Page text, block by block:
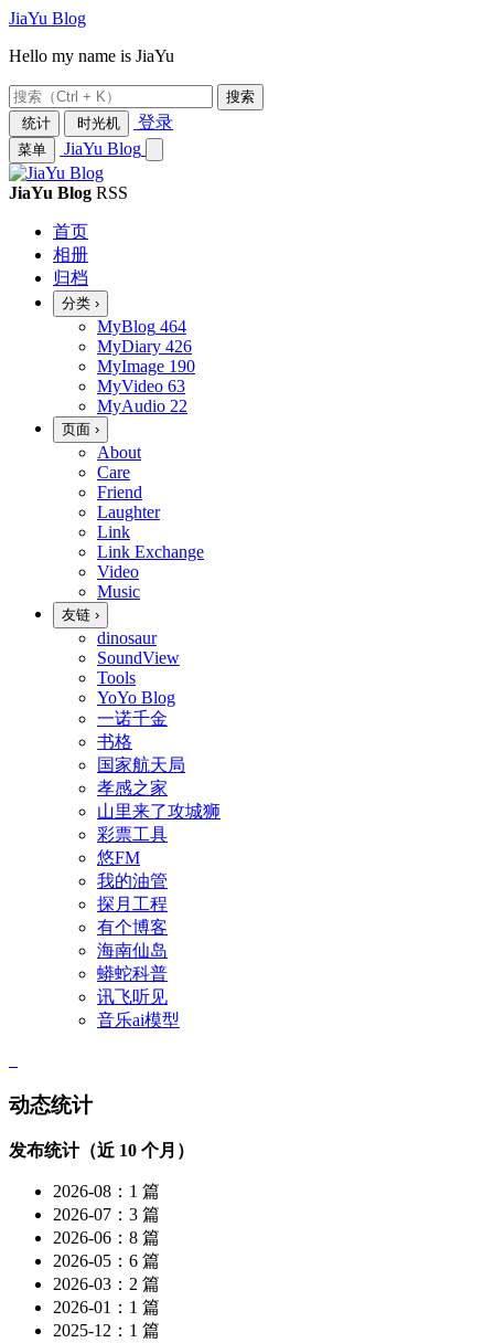
JiaYu Blog
Hello my name is JiaYu
搜索
统计
时光机 登录
菜单 JiaYu Blog
JiaYu Blog RSS
首页
相册
归档
分类 ›
MyBlog 464
MyDiary 426
MyImage 190
MyVideo 63
MyAudio 22
页面 ›
About
Care
Friend
Laughter
Link
Link Exchange
Video
Music
友链 ›
dinosaur
SoundView
Tools
YoYo Blog
一诺千金
书格
国家航天局
孝感之家
山里来了攻城狮
彩票工具
悠FM
我的油管
探月工程
有个博客
海南仙岛
蟒蛇科普
讯飞听见
音乐ai模型
动态统计
发布统计（近 10 个月）
2026-08：1 篇
2026-07：3 篇
2026-06：8 篇
2026-05：6 篇
2026-03：2 篇
2026-01：1 篇
2025-12：1 篇